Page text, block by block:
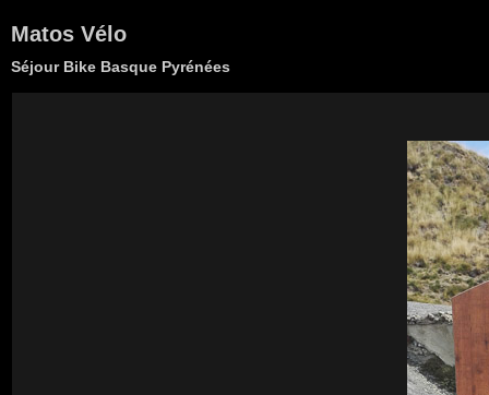
Matos Vélo
Séjour Bike Basque Pyrénées